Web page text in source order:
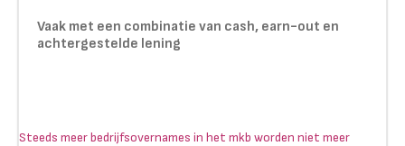
Vaak met een combinatie van cash, earn-out en
achtergestelde lening
Steeds meer bedrijfsovernames in het mkb worden niet meer